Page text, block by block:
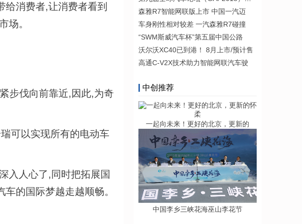
消费者,让消费者看到
场。
步伐向前靠近,因此,为奇
可以实现所有的电动车
人心了,同时把拓展国
的国际梦越走越顺畅。
森雅R7智能网联版上市 中国一汽迈
车身刚性相对较差 一汽森雅R7碰撞
“SWM斯威汽车杯”第五届中国公路
沃尔沃XC40已到港！ 8月上市/预计售
高通C-V2X技术助力智能网联汽车驶
中创推荐
一起向未来！更好的北京，更新的
中国李乡三峡花海巫山李花节